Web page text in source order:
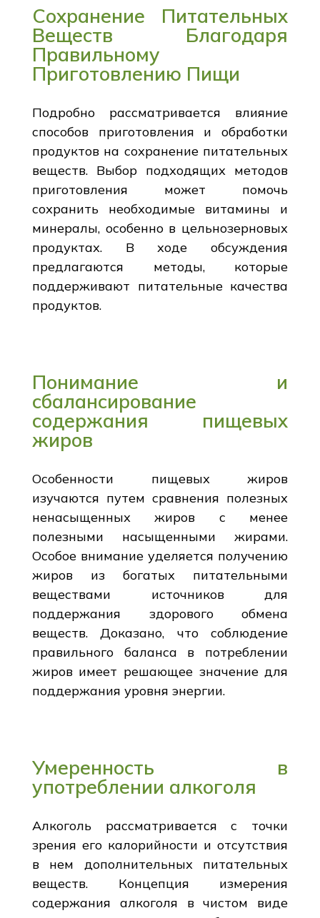
Сохранение Питательных
Веществ Благодаря
Правильному
Приготовлению Пищи
Подробно рассматривается влияние
способов приготовления и обработки
продуктов на сохранение питательных
веществ. Выбор подходящих методов
приготовления может помочь
сохранить необходимые витамины и
минералы, особенно в цельнозерновых
продуктах. В ходе обсуждения
предлагаются методы, которые
поддерживают питательные качества
продуктов.
Понимание и
сбалансирование
содержания пищевых
жиров
Особенности пищевых жиров
изучаются путем сравнения полезных
ненасыщенных жиров с менее
полезными насыщенными жирами.
Особое внимание уделяется получению
жиров из богатых питательными
веществами источников для
поддержания здорового обмена
веществ. Доказано, что соблюдение
правильного баланса в потреблении
жиров имеет решающее значение для
поддержания уровня энергии.
Умеренность в
употреблении алкоголя
Алкоголь рассматривается с точки
зрения его калорийности и отсутствия
в нем дополнительных питательных
веществ. Концепция измерения
содержания алкоголя в чистом виде